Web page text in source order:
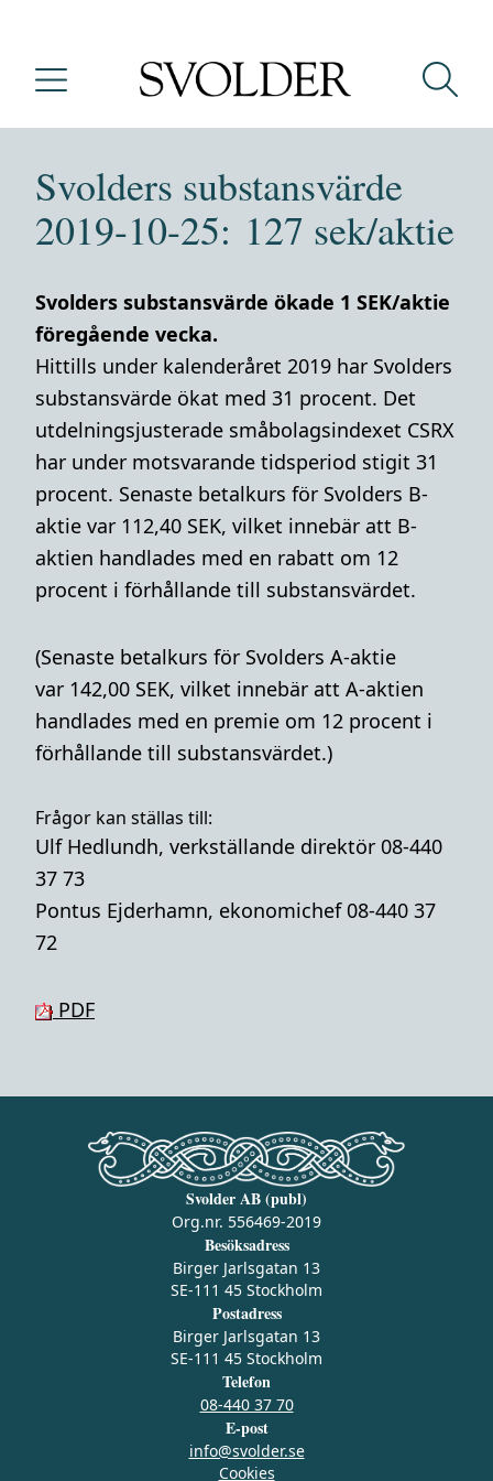
Svolders substansvärde
2019-10-25: 127 sek/aktie
Svolders substansvärde ökade 1 SEK/aktie
föregående vecka.
Hittills under kalenderåret 2019 har Svolders
substansvärde ökat med 31 procent. Det
utdelningsjusterade småbolagsindexet CSRX
har under motsvarande tidsperiod stigit 31
procent. Senaste betalkurs för Svolders B-
aktie var 112,40 SEK, vilket innebär att B-
aktien handlades med en rabatt om 12
procent i förhållande till substansvärdet.
(Senaste betalkurs för Svolders A-aktie
var 142,00 SEK, vilket innebär att A-aktien
handlades med en premie om 12 procent i
förhållande till substansvärdet.)
Frågor kan ställas till:
Ulf Hedlundh, verkställande direktör 08-440
37 73
Pontus Ejderhamn, ekonomichef 08-440 37
72
PDF
Svolder AB (publ)
Org.nr. 556469-2019
Besöksadress
Birger Jarlsgatan 13
SE-111 45 Stockholm
Postadress
Birger Jarlsgatan 13
SE-111 45 Stockholm
Telefon
08-440 37 70
E-post
info@svolder.se
Cookies